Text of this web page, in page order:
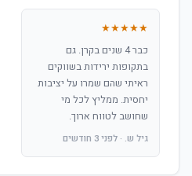
★★★★★
כבר 4 שנים בקרן. גם
בתקופות ירידות בשווקים
ראיתי שהם שמרו על יציבות
יחסית. ממליץ לכל מי
שחושב לטווח ארוך.
גיל ש. · לפני 3 חודשים